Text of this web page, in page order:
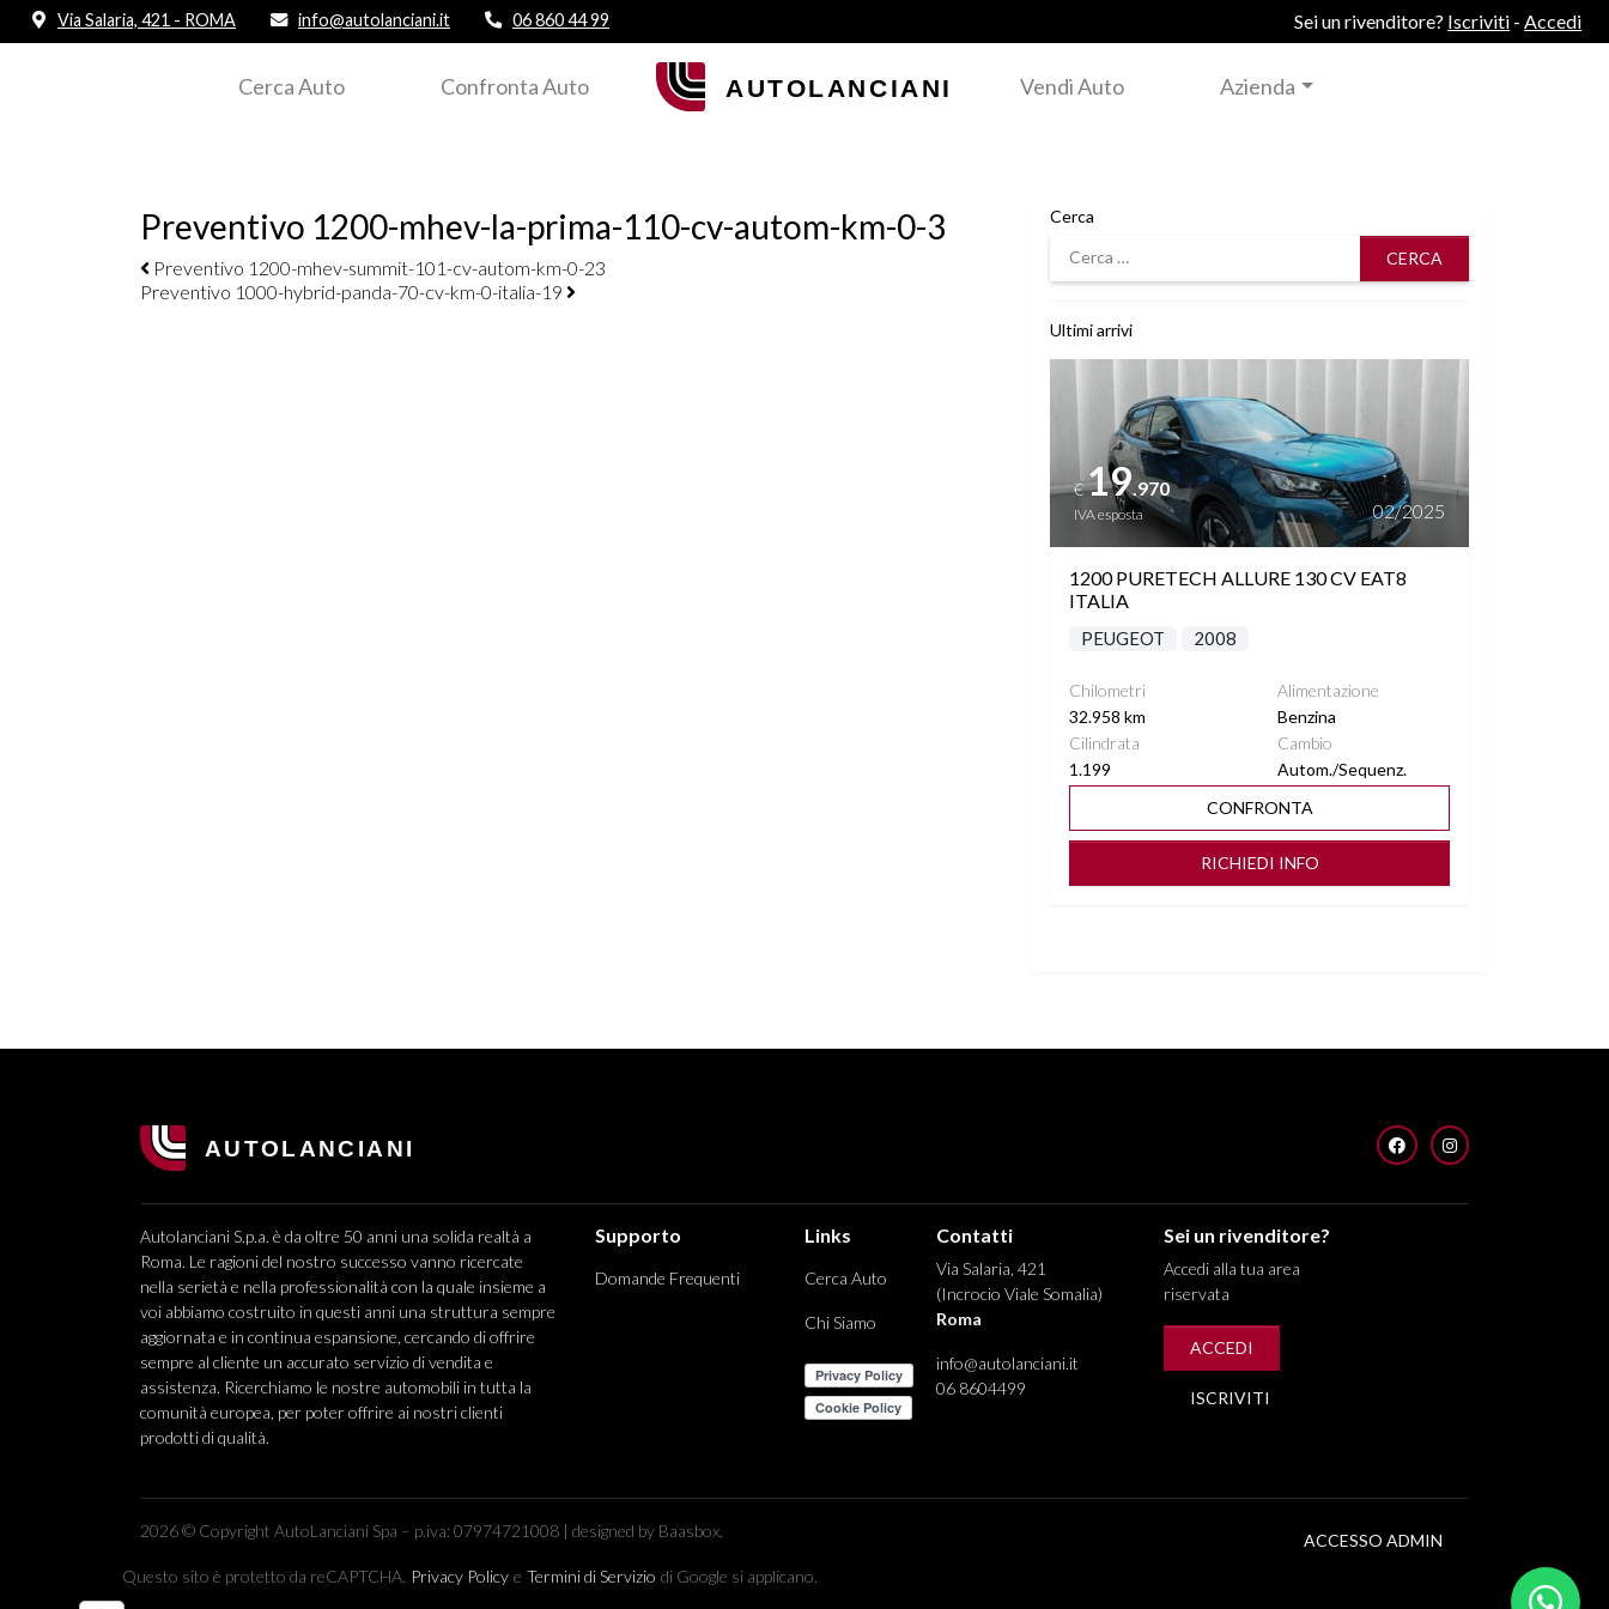
Via Salaria, 421 - ROMA info@autolanciani.it 06 860 44 99 Sei un rivenditore? Iscriviti - Accedi
Cerca Auto Confronta Auto Vendi Auto Azienda
Preventivo 1200-mhev-la-prima-110-cv-autom-km-0-3
Navigazione elementi
Preventivo 1200-mhev-summit-101-cv-autom-km-0-23
Preventivo 1000-hybrid-panda-70-cv-km-0-italia-19
Cerca
Cerca
Ultimi arrivi
€19.970
IVA esposta 02/2025
1200 PURETECH ALLURE 130 CV EAT8
ITALIA
PEUGEOT 2008
Chilometri
32.958 km
Alimentazione
Benzina
Cilindrata
1.199
Cambio
Autom./Sequenz.
CONFRONTA
RICHIEDI INFO
FACEBOOKINSTAGRAM
Autolanciani S.p.a. è da oltre 50 anni una solida realtà a
Roma. Le ragioni del nostro successo vanno ricercate
nella serietà e nella professionalità con la quale insieme a
voi abbiamo costruito in questi anni una struttura sempre
aggiornata e in continua espansione, cercando di offrire
sempre al cliente un accurato servizio di vendita e
assistenza. Ricerchiamo le nostre automobili in tutta la
comunità europea, per poter offrire ai nostri clienti
prodotti di qualità.
Supporto
Domande Frequenti
Links
Cerca Auto
Chi Siamo
Contatti
Via Salaria, 421
(Incrocio Viale Somalia)
Roma
info@autolanciani.it
06 8604499
Sei un rivenditore?
Accedi alla tua area
riservata
ACCEDI
ISCRIVITI
2026 © Copyright AutoLanciani Spa – p.iva: 07974721008 | designed by Baasbox.
ACCESSO ADMIN
Questo sito è protetto da reCAPTCHA. Privacy Policy e Termini di Servizio di Google si applicano.